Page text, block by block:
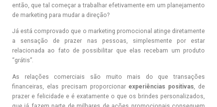
então, que tal começar a trabalhar efetivamente em um planejamento
de marketing para mudar a direção?
Já está comprovado que o marketing promocional atinge diretamente
a sensação de prazer nas pessoas, simplesmente por estar
relacionada ao fato de possibilitar que elas recebam um produto
“grátis”.
As relações comerciais são muito mais do que transações
financeiras, elas precisam proporcionar experiências positivas , de
prazer e felicidade e é exatamente o que os brindes personalizados,